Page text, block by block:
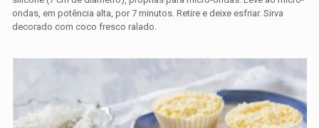
ondas, em potência alta, por 7 minutos. Retire e deixe esfriar. Sirva
decorado com coco fresco ralado.